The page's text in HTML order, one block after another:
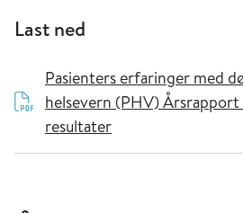
Last ned
Pasienters erfaringer med
helsevern (PHV) Årsrapport
resultater